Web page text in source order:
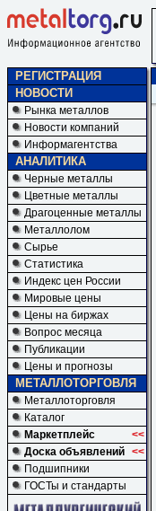
РЕГИСТРАЦИЯ
НОВОСТИ
Рынка металлов
Новости компаний
Информагентства
АНАЛИТИКА
Черные металлы
Цветные металлы
Драгоценные металлы
Металлолом
Сырье
Статистика
Индекс цен России
Мировые цены
Цены на биржах
Вопрос месяца
Публикации
Цены и прогнозы
МЕТАЛЛОТОРГОВЛЯ
Металлоторговля
Каталог
Маркетплейс
<<
Доска объявлений <<
Подшипники
ГОСТы и стандарты